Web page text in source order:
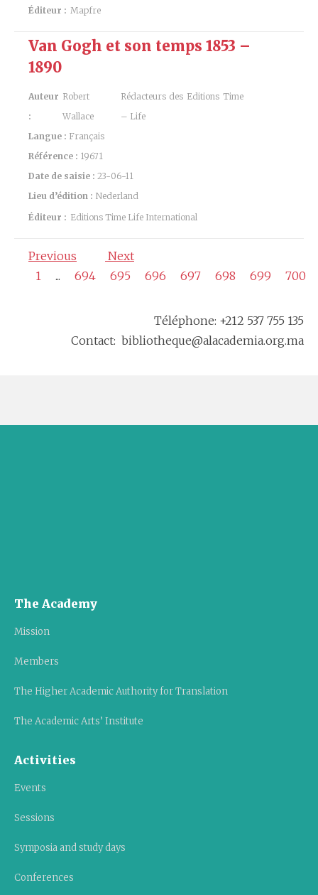
Éditeur : Mapfre
Van Gogh et son temps 1853 –
1890
Auteur
:
Robert
Wallace
Rédacteurs des Editions Time
– Life
Langue : Français
Référence : 19671
Date de saisie : 23-06-11
Lieu d’édition : Nederland
Éditeur : Editions Time Life International
Previous
Next
1
... 694 695 696 697 698 699 700
Téléphone: +212 537 755 135
Contact: bibliotheque@alacademia.org.ma
The Academy
Mission
Members
The Higher Academic Authority for Translation
The Academic Arts’ Institute
Activities
Events
Sessions
Symposia and study days
Conferences